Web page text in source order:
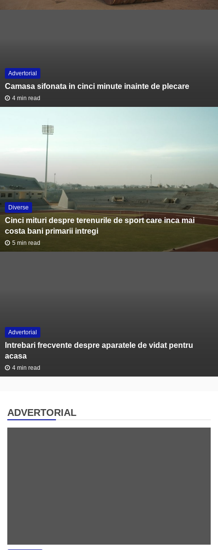
Advertorial
Camasa sifonata in cinci minute inainte de plecare
4 min read
Diverse
Cinci mituri despre terenurile de sport care inca mai
costa bani primarii intregi
5 min read
Advertorial
Intrebari frecvente despre aparatele de vidat pentru
acasa
4 min read
ADVERTORIAL